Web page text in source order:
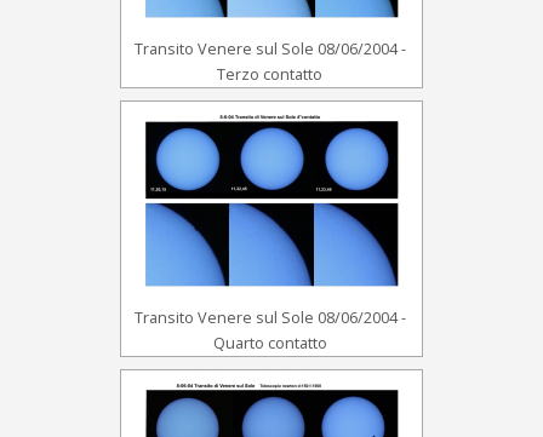
Transito Venere sul Sole 08/06/2004 -
Terzo contatto
Transito Venere sul Sole 08/06/2004 -
Quarto contatto